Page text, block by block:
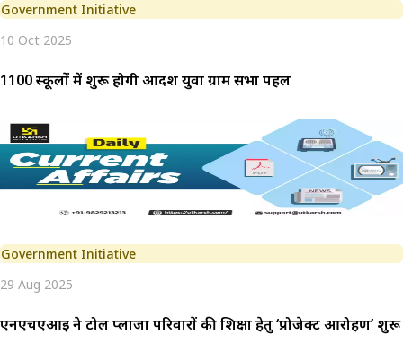
Government Initiative
10 Oct 2025
1100 स्कूलों में शुरू होगी आदर्श युवा ग्राम सभा पहल
Government Initiative
29 Aug 2025
एनएचएआई ने टोल प्लाजा परिवारों की शिक्षा हेतु ‘प्रोजेक्ट आरोहण’ शुरू